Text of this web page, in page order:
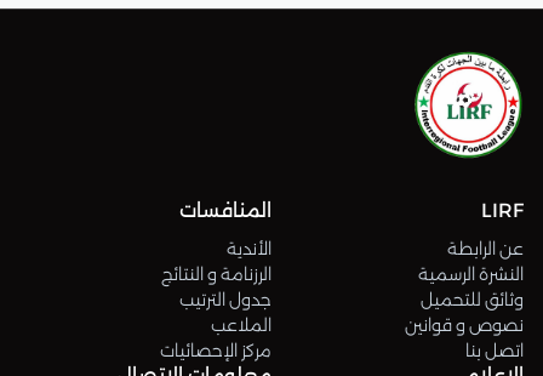
LIRF
عن الرابطة
النشرة الرسمية
وثائق للتحميل
نصوص و قوانين
اتصل بنا
المنافسات
الأندية
الرزنامة و النتائج
جدول الترتيب
الملاعب
مركز الإحصائيات